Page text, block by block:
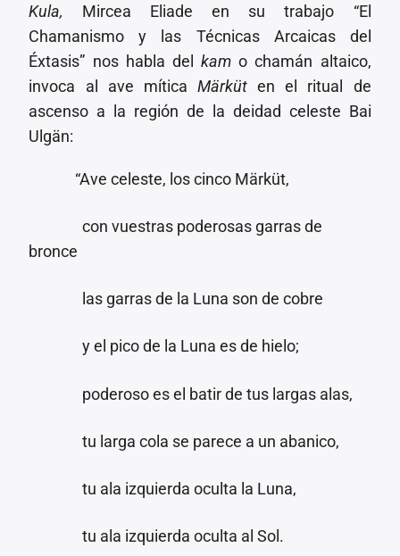
Kula, Mircea Eliade en su trabajo “El
Chamanismo y las Técnicas Arcaicas del
Éxtasis” nos habla delkamo chamán altaico,
invoca al ave mítica Märküten el ritual de
ascenso a la región de la deidad celeste Bai
Ulgän:
“Ave celeste, los cinco Märküt,
con vuestras poderosas garras de
bronce
las garras de la Luna son de cobre
y el pico de la Luna es de hielo;
poderoso es el batir de tus largas alas,
tu larga cola se parece a un abanico,
tu ala izquierda oculta la Luna,
tu ala izquierda oculta al Sol.